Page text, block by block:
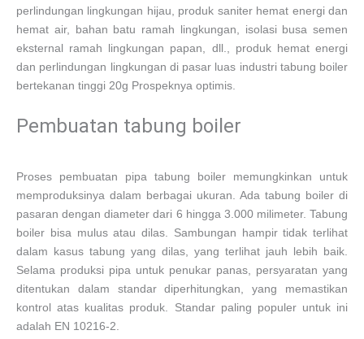
perlindungan lingkungan hijau, produk saniter hemat energi dan
hemat air, bahan batu ramah lingkungan, isolasi busa semen
eksternal ramah lingkungan papan, dll., produk hemat energi
dan perlindungan lingkungan di pasar luas industri tabung boiler
bertekanan tinggi 20g Prospeknya optimis.
Pembuatan tabung boiler
Proses pembuatan pipa tabung boiler memungkinkan untuk
memproduksinya dalam berbagai ukuran. Ada tabung boiler di
pasaran dengan diameter dari 6 hingga 3.000 milimeter. Tabung
boiler bisa mulus atau dilas. Sambungan hampir tidak terlihat
dalam kasus tabung yang dilas, yang terlihat jauh lebih baik.
Selama produksi pipa untuk penukar panas, persyaratan yang
ditentukan dalam standar diperhitungkan, yang memastikan
kontrol atas kualitas produk. Standar paling populer untuk ini
adalah EN 10216-2.